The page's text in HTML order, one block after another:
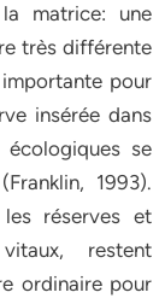
matrice: une
très différente
pour
insérée dans
se
1993).
réserves et
restent
ordinaire pour